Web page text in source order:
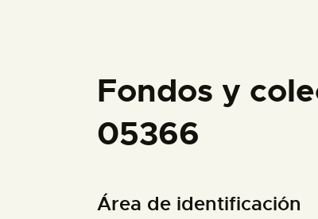
Fondos y
05366
Área de identificación